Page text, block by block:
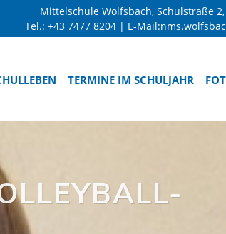
Mittelschule Wolfsbach, Schulstraße
Tel.: +43 7477 8204 | E-Mail:
TERMINE IM SCHULJAHR